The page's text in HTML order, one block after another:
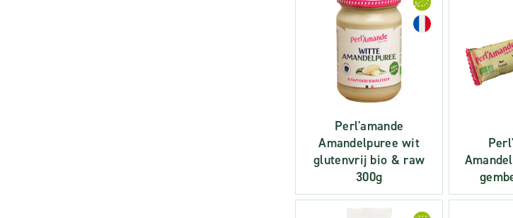
Perl'amande
Amandelpuree wit
glutenvrij bio & raw
300g